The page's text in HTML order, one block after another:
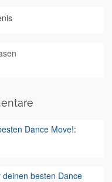
Dance Move!:
deinen besten Dance